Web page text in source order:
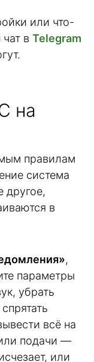
или что-
в Telegram
на
правилам
система
другое,
в
,
параметры
убрать
всё на
подачи —
или